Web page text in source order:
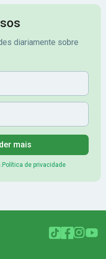
diariamente sobre
mais
Política de privacidade